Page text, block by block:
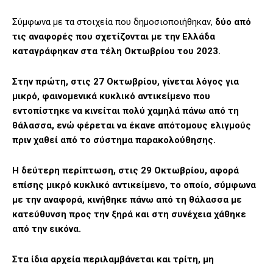
Σύμφωνα με τα στοιχεία που δημοσιοποιήθηκαν, δύο από
τις αναφορές που σχετίζονται με την Ελλάδα
καταγράφηκαν στα τέλη Οκτωβρίου του 2023.
Στην πρώτη, στις 27 Οκτωβρίου, γίνεται λόγος για
μικρό, φαινομενικά κυκλικό αντικείμενο που
εντοπίστηκε να κινείται πολύ χαμηλά πάνω από τη
θάλασσα, ενώ φέρεται να έκανε απότομους ελιγμούς
πριν χαθεί από το σύστημα παρακολούθησης.
Η δεύτερη περίπτωση, στις 29 Οκτωβρίου, αφορά
επίσης μικρό κυκλικό αντικείμενο, το οποίο, σύμφωνα
με την αναφορά, κινήθηκε πάνω από τη θάλασσα με
κατεύθυνση προς την ξηρά και στη συνέχεια χάθηκε
από την εικόνα.
Στα ίδια αρχεία περιλαμβάνεται και τρίτη, μη